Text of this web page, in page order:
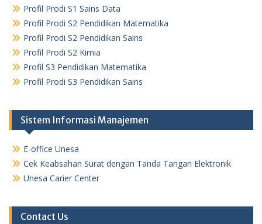
Profil Prodi S1 Sains Data
Profil Prodi S2 Pendidikan Matematika
Profil Prodi S2 Pendidikan Sains
Profil Prodi S2 Kimia
Profil S3 Pendidikan Matematika
Profil Prodi S3 Pendidikan Sains
Sistem Informasi Manajemen
E-office Unesa
Cek Keabsahan Surat dengan Tanda Tangan Elektronik
Unesa Carier Center
Contact Us